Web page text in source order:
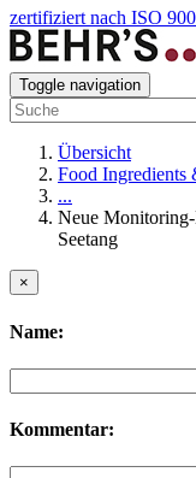
zertifiziert nach ISO
Toggle navigation
Übersicht
Food Ingredients
...
Neue
Seetang
×
Name:
Kommentar: